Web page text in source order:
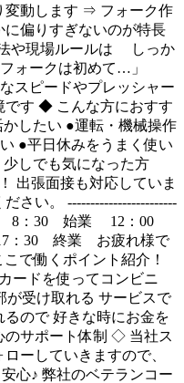
変動します ⇒ フォーク作
偏りすぎないのが特長
や現場ルールは しっか
フォークは初めて…」
スピードやプレッシャー
す ◆ こんな方におすす
したい ●運転・機械操作
●平日休みをうまく使い
しでも気になった方
出張面接も対応していま
さい。 ------------------------
） 8：30 始業 12：00
：30 終業 お疲れ様で
こで働くポイント紹介！
ードを使ってコンビニ
が受け取れる サービスで
ので 好きな時にお金を
サポート体制 ◇ 当社ス
ーしていきますので、
心♪ 弊社のベテランコー